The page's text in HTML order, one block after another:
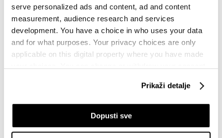
serve personalized ads and content, ad and content
measurement, audience research and services
development. You have a choice in who uses your data
and for what purposes. Your privacy choices are only
applicable on this digital property where you have made
If you allow, we would also like to:
Collect information about your geographical
Prikaži detalje
Dopusti sve
Politika
Na meti akcije SIPA-e službenici UIO
BiH iz Banje Luke
21.12.2022
Uhapšen državni ministar za ljudska
06.12.2022